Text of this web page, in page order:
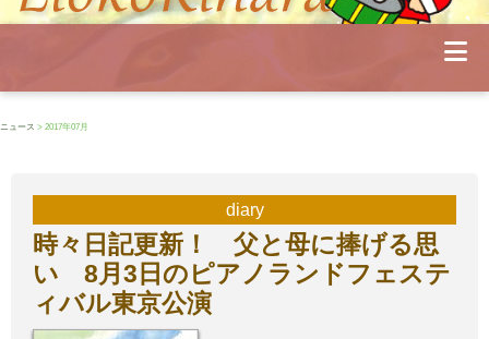
Concert
Seminar
Diary
ニュース > 2017年07月
diary
時々日記更新！ 父と母に捧げる思
い 8月3日のピアノランドフェステ
ィバル東京公演